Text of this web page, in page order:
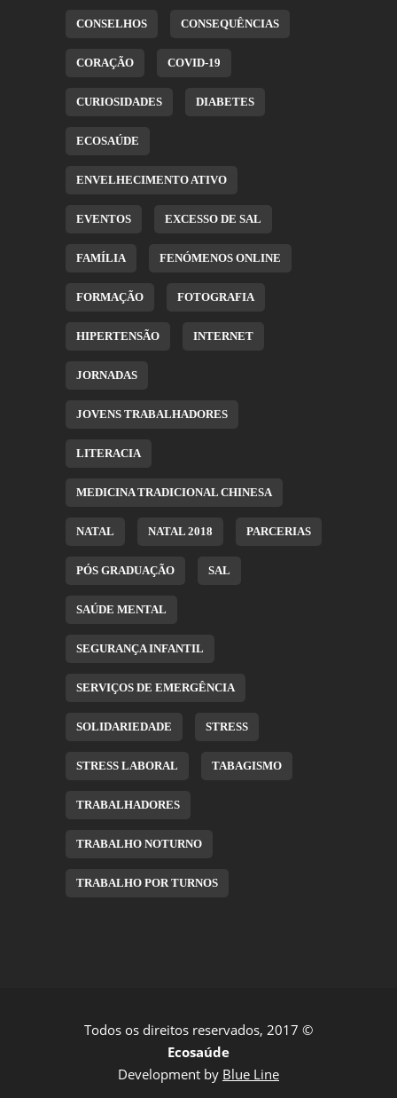
CONSELHOS CONSEQUÊNCIAS
CORAÇÃO COVID-19
CURIOSIDADES DIABETES
ECOSAÚDE
ENVELHECIMENTO ATIVO
EVENTOS EXCESSO DE SAL
FAMÍLIA FENÓMENOS ONLINE
FORMAÇÃO FOTOGRAFIA
HIPERTENSÃO INTERNET
JORNADAS
JOVENS TRABALHADORES
LITERACIA
MEDICINA TRADICIONAL CHINESA
NATAL NATAL 2018 PARCERIAS
PÓS GRADUAÇÃO SAL
SAÚDE MENTAL
SEGURANÇA INFANTIL
SERVIÇOS DE EMERGÊNCIA
SOLIDARIEDADE STRESS
STRESS LABORAL TABAGISMO
TRABALHADORES
TRABALHO NOTURNO
TRABALHO POR TURNOS
Todos os direitos reservados, 2017 ©
Ecosaúde
Development by Blue Line